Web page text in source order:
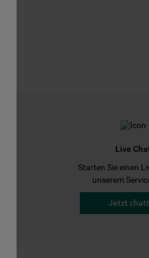
Live
Starten Sie einen
unserem
Jetzt